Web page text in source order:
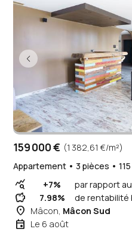
159 000 € (1 382,61 €/m²)
Appartement • 3 pièces • 115
query_stats +7% par rapport
savings 7.98% de rentabilité
place Mâcon, Mâcon Sud
event Le 6 août